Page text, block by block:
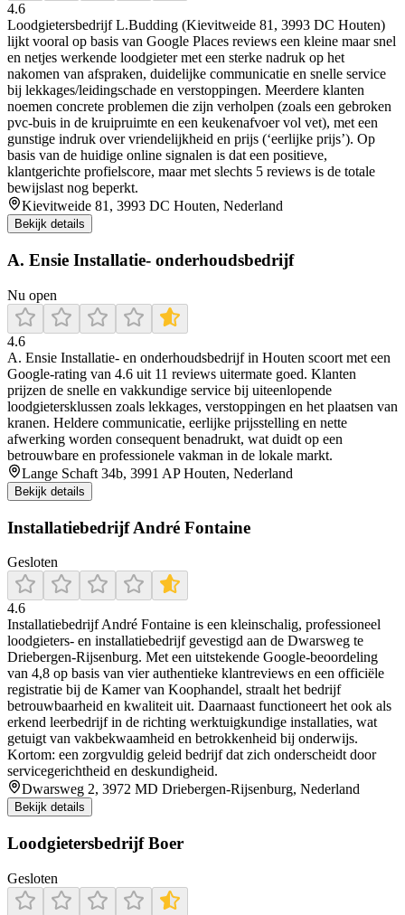
4.6
Loodgietersbedrijf L.Budding (Kievitweide 81, 3993 DC Houten)
lijkt vooral op basis van Google Places reviews een kleine maar snel
en netjes werkende loodgieter met een sterke nadruk op het
nakomen van afspraken, duidelijke communicatie en snelle service
bij lekkages/leidingschade en verstoppingen. Meerdere klanten
noemen concrete problemen die zijn verholpen (zoals een gebroken
pvc-buis in de kruipruimte en een keukenafvoer vol vet), met een
gunstige indruk over vriendelijkheid en prijs (‘eerlijke prijs’). Op
basis van de huidige online signalen is dat een positieve,
klantgerichte profielscore, maar met slechts 5 reviews is de totale
bewijslast nog beperkt.
Kievitweide 81, 3993 DC Houten, Nederland
Bekijk details
A. Ensie Installatie- onderhoudsbedrijf
Nu open
4.6
A. Ensie Installatie- en onderhoudsbedrijf in Houten scoort met een
Google-rating van 4.6 uit 11 reviews uitermate goed. Klanten
prijzen de snelle en vakkundige service bij uiteenlopende
loodgietersklussen zoals lekkages, verstoppingen en het plaatsen van
kranen. Heldere communicatie, eerlijke prijsstelling en nette
afwerking worden consequent benadrukt, wat duidt op een
betrouwbare en professionele vakman in de lokale markt.
Lange Schaft 34b, 3991 AP Houten, Nederland
Bekijk details
Installatiebedrijf André Fontaine
Gesloten
4.6
Installatiebedrijf André Fontaine is een kleinschalig, professioneel
loodgieters- en installatiebedrijf gevestigd aan de Dwarsweg te
Driebergen‑Rijsenburg. Met een uitstekende Google‑beoordeling
van 4,8 op basis van vier authentieke klantreviews en een officiële
registratie bij de Kamer van Koophandel, straalt het bedrijf
betrouwbaarheid en kwaliteit uit. Daarnaast functioneert het ook als
erkend leerbedrijf in de richting werktuigkundige installaties, wat
getuigt van vakbekwaamheid en betrokkenheid bij onderwijs.
Kortom: een zorgvuldig geleid bedrijf dat zich onderscheidt door
servicegerichtheid en deskundigheid.
Dwarsweg 2, 3972 MD Driebergen-Rijsenburg, Nederland
Bekijk details
Loodgietersbedrijf Boer
Gesloten